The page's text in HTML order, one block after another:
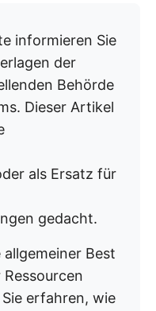
informieren Sie
der
Behörde
Dieser Artikel
als Ersatz für
gedacht.
Best
erfahren, wie